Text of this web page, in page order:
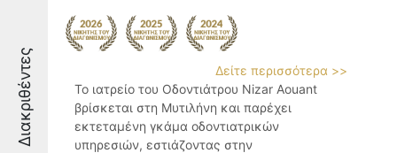
Διακριθέντες
Δείτε περισσότερα >>
Το ιατρείο του Οδοντιάτρου Nizar Aouant
βρίσκεται στη Μυτιλήνη και παρέχει
εκτεταμένη γκάμα οδοντιατρικών
υπηρεσιών, εστιάζοντας στην